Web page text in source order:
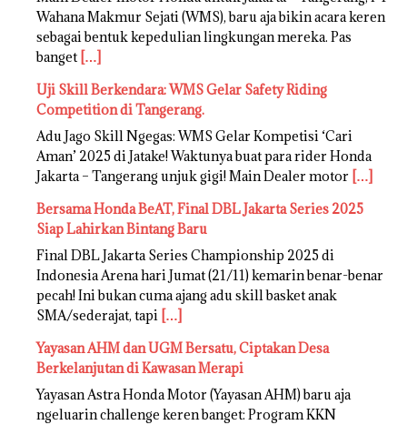
Wahana Makmur Sejati (WMS), baru aja bikin acara keren
sebagai bentuk kepedulian lingkungan mereka. Pas
banget […]
Uji Skill Berkendara: WMS Gelar Safety Riding
Competition di Tangerang.
Adu Jago Skill Ngegas: WMS Gelar Kompetisi ‘Cari
Aman’ 2025 di Jatake! Waktunya buat para rider Honda
Jakarta – Tangerang unjuk gigi! Main Dealer motor […]
Bersama Honda BeAT, Final DBL Jakarta Series 2025
Siap Lahirkan Bintang Baru
Final DBL Jakarta Series Championship 2025 di
Indonesia Arena hari Jumat (21/11) kemarin benar-benar
pecah! Ini bukan cuma ajang adu skill basket anak
SMA/sederajat, tapi […]
Yayasan AHM dan UGM Bersatu, Ciptakan Desa
Berkelanjutan di Kawasan Merapi
Yayasan Astra Honda Motor (Yayasan AHM) baru aja
ngeluarin challenge keren banget: Program KKN